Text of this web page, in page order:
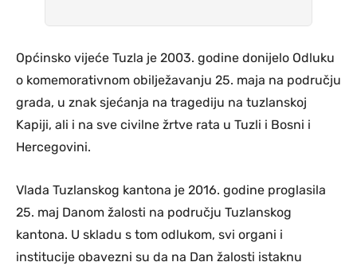
Općinsko vijeće Tuzla je 2003. godine donijelo Odluku
o komemorativnom obilježavanju 25. maja na području
grada, u znak sjećanja na tragediju na tuzlanskoj
Kapiji, ali i na sve civilne žrtve rata u Tuzli i Bosni i
Hercegovini.
Vlada Tuzlanskog kantona je 2016. godine proglasila
25. maj Danom žalosti na području Tuzlanskog
kantona. U skladu s tom odlukom, svi organi i
institucije obavezni su da na Dan žalosti istaknu